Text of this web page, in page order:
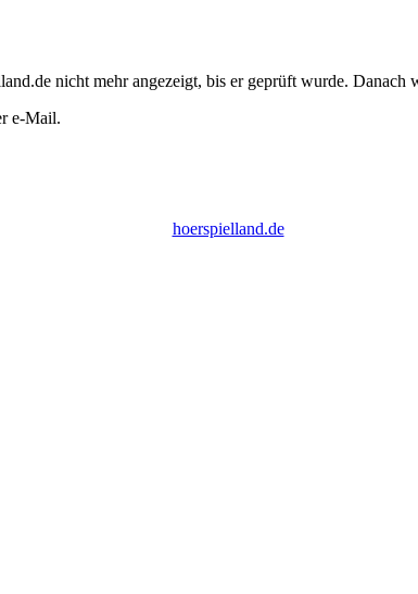
nicht mehr angezeigt, bis er geprüft wurde. Danach
e-Mail.
hoerspielland.de